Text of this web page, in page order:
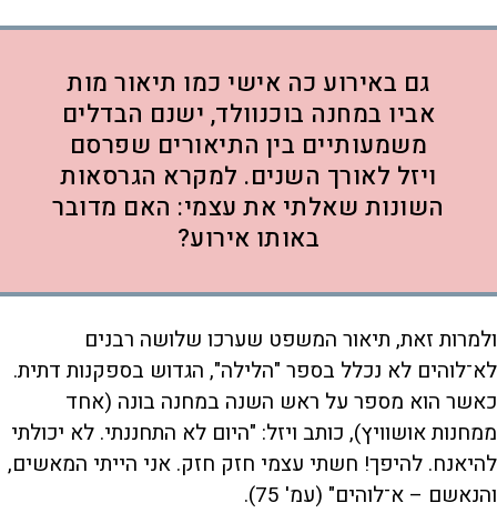
גם באירוע כה אישי כמו תיאור מות
אביו במחנה בוכנוולד, ישנם הבדלים
משמעותיים בין התיאורים שפרסם
ויזל לאורך השנים. למקרא הגרסאות
השונות שאלתי את עצמי: האם מדובר
באותו אירוע?
ולמרות זאת, תיאור המשפט שערכו שלושה רבנים
לא־לוהים לא נכלל בספר "הלילה", הגדוש בספקנות דתית.
כאשר הוא מספר על ראש השנה במחנה בונה (אחד
ממחנות אושוויץ), כותב ויזל: "היום לא התחננתי. לא יכולתי
להיאנח. להיפך! חשתי עצמי חזק חזק. אני הייתי המאשים,
והנאשם – א־לוהים" (עמ' 75).